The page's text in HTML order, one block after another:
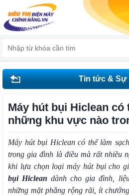
Tin tức & Sự
Máy hút bụi Hiclean có
những khu vực nào
Máy hút bụi Hiclean có thể làm
trong gia đình là điều mà rất nhiều
khi lựa chọn loại máy hút bụi cho
bụi Hiclean dành cho gia đình,
những mặt phẳng rộng rãi, ít